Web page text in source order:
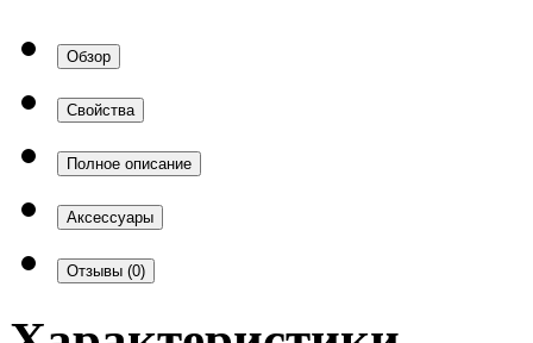
Обзор
Свойства
Полное описание
Аксессуары
Отзывы (0)